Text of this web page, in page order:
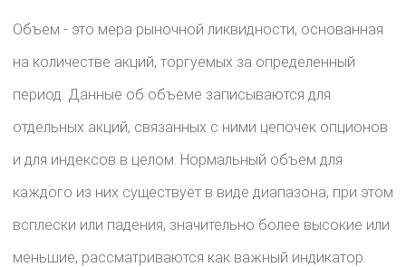
Объем - это мера рыночной ликвидности, основанная
на количестве акций, торгуемых за определенный
период. Данные об объеме записываются для
отдельных акций, связанных с ними цепочек опционов
и для индексов в целом. Нормальный объем для
каждого из них существует в виде диапазона, при этом
всплески или падения, значительно более высокие или
меньшие, рассматриваются как важный индикатор.